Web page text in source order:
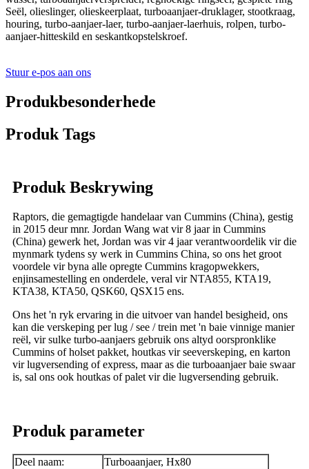
Seël, olieslinger, olieskeerplaat, turboaanjaer-druklager, stootkraag,
houring, turbo-aanjaer-laer, turbo-aanjaer-laerhuis, rolpen, turbo-
aanjaer-hitteskild en seskantkopstelskroef.
Stuur e-pos aan ons
Produkbesonderhede
Produk Tags
Produk Beskrywing
Raptors, die gemagtigde handelaar van Cummins (China), gestig
in 2015 deur mnr. Jordan Wang wat vir 8 jaar in Cummins
(China) gewerk het, Jordan was vir 4 jaar verantwoordelik vir die
mynmark tydens sy werk in Cummins China, so ons het groot
voordele vir byna alle opregte Cummins kragopwekkers,
enjinsamestelling en onderdele, veral vir NTA855, KTA19,
KTA38, KTA50, QSK60, QSX15 ens.
Ons het 'n ryk ervaring in die uitvoer van handel besigheid, ons
kan die verskeping per lug / see / trein met 'n baie vinnige manier
reël, vir sulke turbo-aanjaers gebruik ons ​​altyd oorspronklike
Cummins of holset pakket, houtkas vir seeverskeping, en karton
vir lugversending of express, maar as die turboaanjaer baie swaar
is, sal ons ook houtkas of palet vir die lugversending gebruik.
Produk parameter
Deel naam:
Turboaanjaer, Hx80